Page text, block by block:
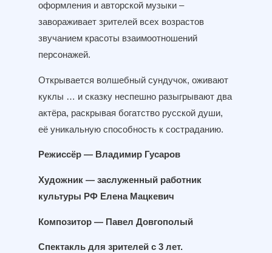
оформления и авторской музыки –
завораживает зрителей всех возрастов
звучанием красоты взаимоотношений
персонажей.
Открывается волшебный сундучок, оживают
куклы … и сказку неспешно разыгрывают два
актёра, раскрывая богатство русской души,
её уникальную способность к состраданию.
Режиссёр — Владимир Гусаров
Художник — заслуженный работник
культуры РФ Елена Мацкевич
Композитор — Павел Довгополый
Спектакль для зрителей с 3 лет.